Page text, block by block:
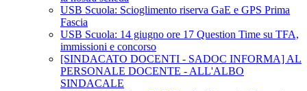
USB Scuola: Scioglimento riserva GaE e GPS Prima
Fascia
USB Scuola: 14 giugno ore 17 Question Time su TFA,
immissioni e concorso
[SINDACATO DOCENTI - SADOC INFORMA] AL
PERSONALE DOCENTE - ALL'ALBO
SINDACALE